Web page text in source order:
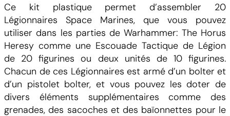
Ce kit plastique permet d’assembler 20
Légionnaires Space Marines, que vous pouvez
utiliser dans les parties de Warhammer: The Horus
Heresy comme une Escouade Tactique de Légion
de 20 figurines ou deux unités de 10 figurines.
Chacun de ces Légionnaires est armé d’un bolter et
d’un pistolet bolter, et vous pouvez les doter de
divers éléments supplémentaires comme des
grenades, des sacoches et des baïonnettes pour le